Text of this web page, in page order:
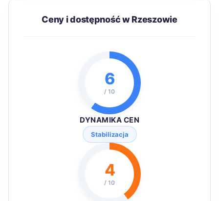
Ceny i dostępność w Rzeszowie
6
/ 10
DYNAMIKA CEN
Stabilizacja
4
/ 10